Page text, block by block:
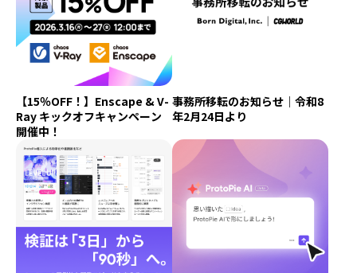
【15％OFF！】Enscape & V-
Ray キックオフキャンペーン
開催中！
事務所移転のお知らせ｜令和8
年2月24日より